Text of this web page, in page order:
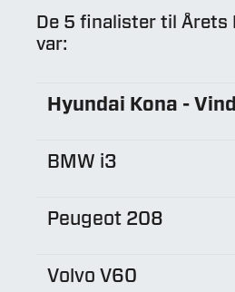
De 5 finalister til
var:
Hyundai Kona -
BMW i3
Peugeot 208
Volvo V60